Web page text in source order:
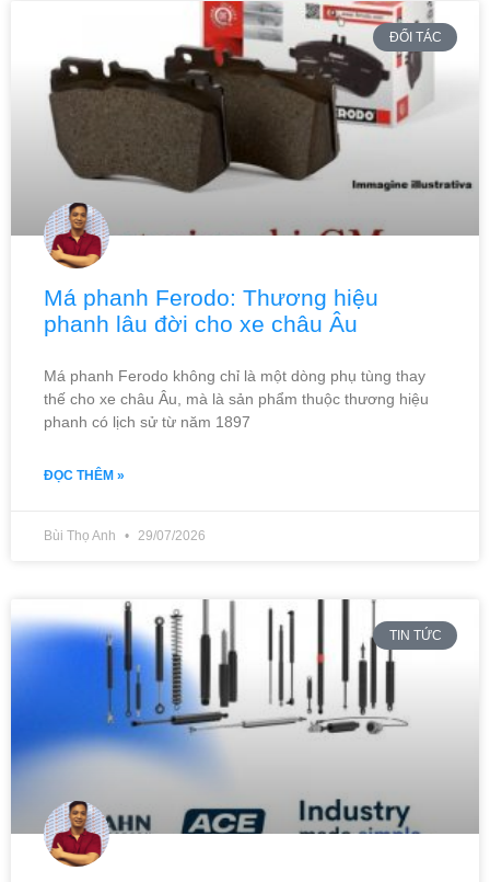
ĐỐI TÁC
Má phanh Ferodo: Thương hiệu
phanh lâu đời cho xe châu Âu
Má phanh Ferodo không chỉ là một dòng phụ tùng thay
thế cho xe châu Âu, mà là sản phẩm thuộc thương hiệu
phanh có lịch sử từ năm 1897
ĐỌC THÊM »
Bùi Thọ Anh 29/07/2026
TIN TỨC